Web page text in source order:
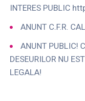
INTERES PUBLIC
ANUNT C.F.R.
ANUNT PUBLIC!
DESEURILOR NU
LEGALA!